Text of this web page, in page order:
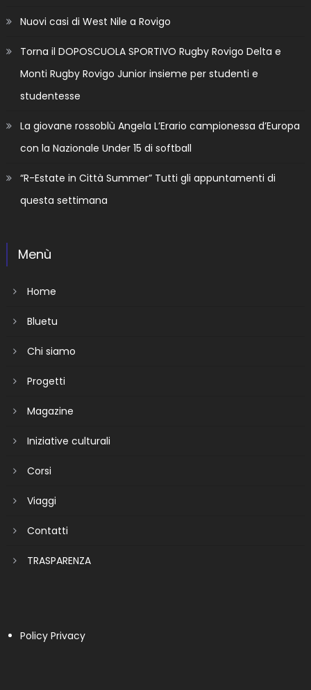
Nuovi casi di West Nile a Rovigo
Torna il DOPOSCUOLA SPORTIVO Rugby Rovigo Delta e
Monti Rugby Rovigo Junior insieme per studenti e
studentesse
La giovane rossoblù Angela L’Erario campionessa d’Europa
con la Nazionale Under 15 di softball
“R-Estate in Città Summer” Tutti gli appuntamenti di
questa settimana
Menù
Home
Bluetu
Chi siamo
Progetti
Magazine
Iniziative culturali
Corsi
Viaggi
Contatti
TRASPARENZA
Policy Privacy